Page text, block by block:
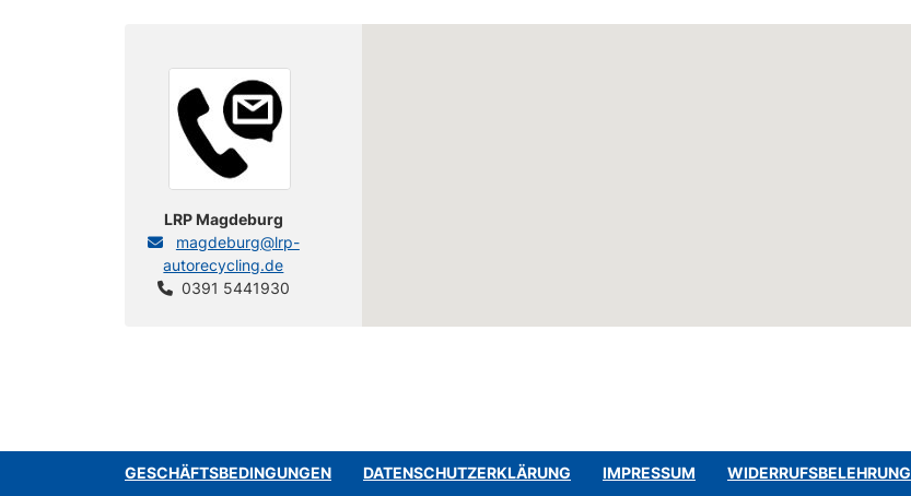
LRP Magdeburg
magdeburg@lrp-
autorecycling.de
0391 5441930
GESCHÄFTSBEDINGUNGEN DATENSCHUTZERKLÄRUNG IMPRESSUM WIDERRUFSBELEHRUNG